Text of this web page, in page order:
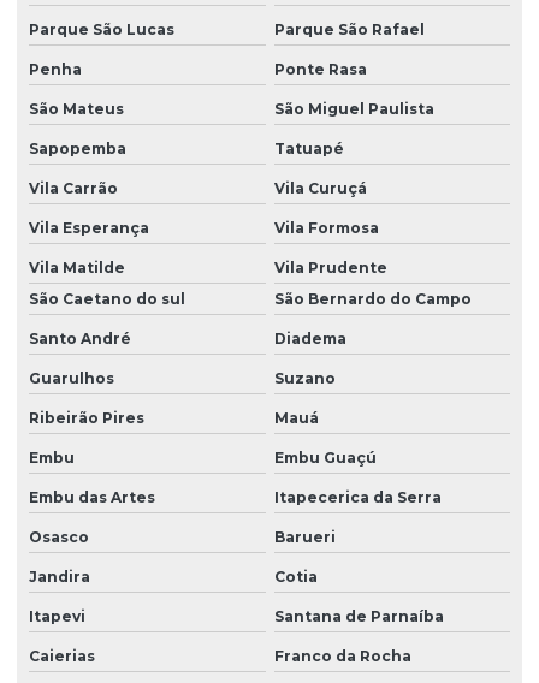
Retífica De Injetores Diesel Sp
Retífica De Peças De Bomba Diesel Em Sp
Serviço Completo De Reparo De Bomba Diesel
Serviço De Bicos Injetores
Serviço De Injeção Diesel São Paulo
Serviço De Injeção Diesel Sp
Serviço De Manutenção De Injetores
Serviço De Recuperação De Bombas
Serviço De Reparo De Bomba
Serviço De Reparo De Bomba Em São Paulo
Serviço De Retífica De Bomba Em São Paulo
Serviço De Retífica De Bomba Na Capital Paulista
Serviço De Retífica De Carcaça Em Sp
Parque São Lucas Parque São Rafael
Penha Ponte Rasa
São Mateus São Miguel Paulista
Sapopemba Tatuapé
Vila Carrão Vila Curuçá
Vila Esperança Vila Formosa
Vila Matilde
Vila Prudente
São Caetano do sul
São Bernardo do Campo
Santo André Diadema
Guarulhos Suzano
Ribeirão Pires Mauá
Embu Embu Guaçú
Embu das Artes Itapecerica da Serra
Osasco Barueri
Jandira Cotia
Itapevi Santana de Parnaíba
Caierias Franco da Rocha